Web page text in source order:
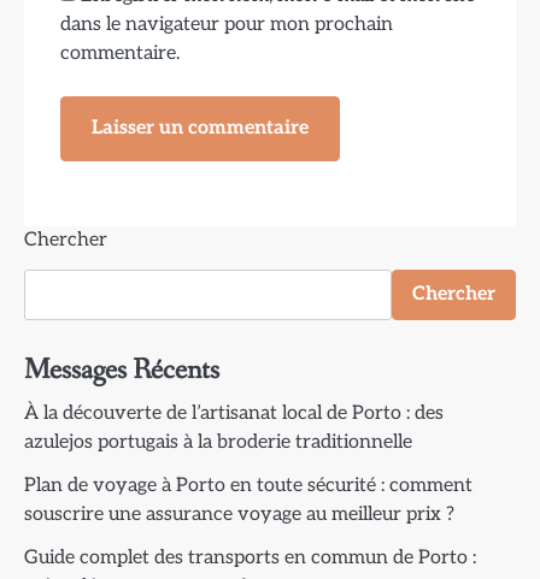
dans le navigateur pour mon prochain
commentaire.
Chercher
Chercher
Messages Récents
À la découverte de l’artisanat local de Porto : des
azulejos portugais à la broderie traditionnelle
Plan de voyage à Porto en toute sécurité : comment
souscrire une assurance voyage au meilleur prix ?
Guide complet des transports en commun de Porto :